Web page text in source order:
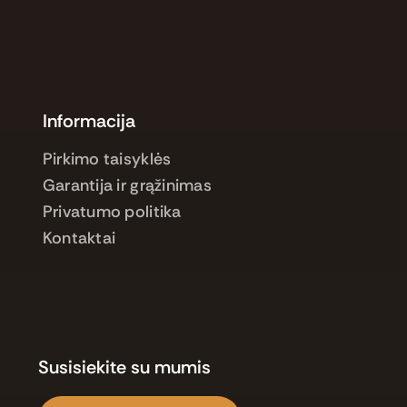
Informacija
Pirkimo taisyklės
Garantija ir grąžinimas
Privatumo politika
Kontaktai
Susisiekite su mumis